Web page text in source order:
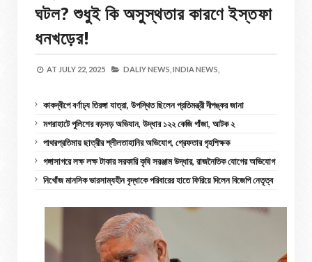
ঘটল? শুধুই কি অসুস্থতার কারণে ইস্তফা
ধনখড়ের!
AT JULY 22, 2025 DALIY NEWS, INDIA NEWS,
কাকদ্বীপে বর্ণাঢ্য তিরঙ্গা যাত্রা, উপস্থিত ছিলেন প্রতিমন্ত্রী দীপঙ্কর জানা
মগরাহাটে পুলিশের বড়সড় অভিযান, উদ্ধার ১২২ কেজি গাঁজা, আটক ২
পাথরপ্রতিমায় ছাত্রীর শ্লীলতাহানির অভিযোগ, গ্রেফতার গৃহশিক্ষক
গঙ্গাসাগরে লক্ষ লক্ষ টাকার সরকারি কৃষি সরঞ্জাম উদ্ধার, রাজনৈতিক যোগের অভিযোগ
নিখোঁজ মানসিক ভারসাম্যহীন বৃদ্ধাকে পরিবারের হাতে ফিরিয়ে দিলেন বিজেপি নেতৃত্ব